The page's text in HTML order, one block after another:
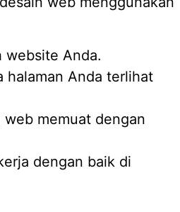
website Anda.
halaman Anda terlihat
web memuat dengan
dengan baik di